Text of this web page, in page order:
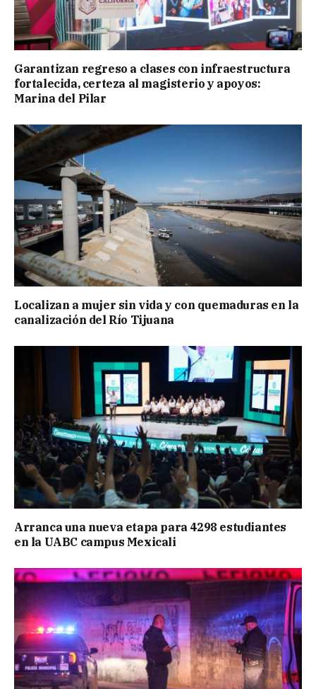
Garantizan regreso a clases con infraestructura
fortalecida, certeza al magisterio y apoyos:
Marina del Pilar
Localizan a mujer sin vida y con quemaduras en la
canalización del Río Tijuana
Arranca una nueva etapa para 4298 estudiantes
en la UABC campus Mexicali